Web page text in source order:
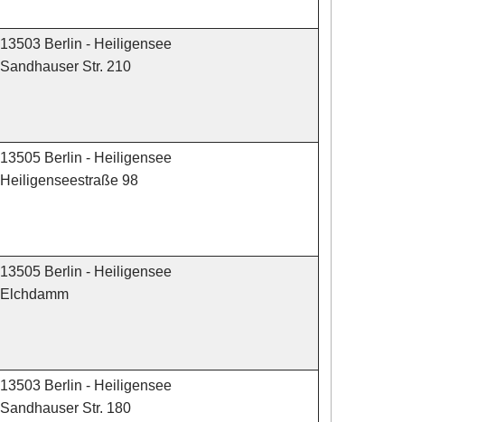
13503 Berlin - Heiligensee
Sandhauser Str. 210
13505 Berlin - Heiligensee
Heiligenseestraße 98
13505 Berlin - Heiligensee
Elchdamm
13503 Berlin - Heiligensee
Sandhauser Str. 180